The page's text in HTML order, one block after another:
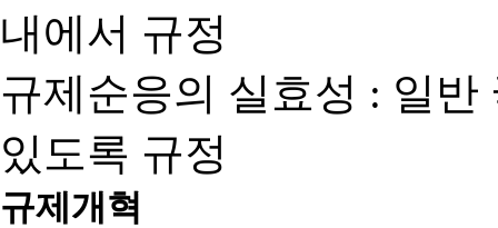
내에서 규정
규제순응의 실효성 : 일
있도록 규정
규제개혁